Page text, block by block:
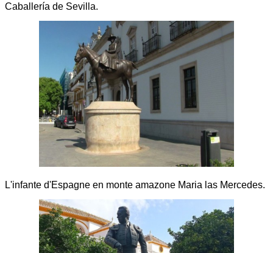
Caballería de Sevilla.
L'infante d'Espagne en monte amazone Maria las Mercedes.